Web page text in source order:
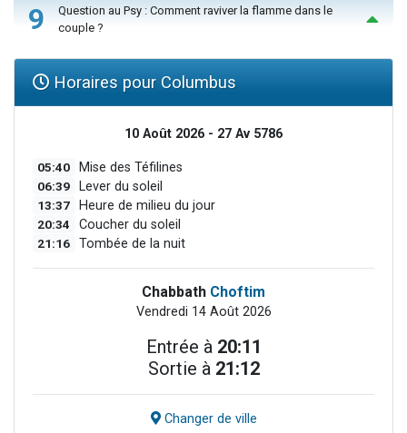
9
Question au Psy : Comment raviver la flamme dans le
couple ?
Horaires pour Columbus
10 Août 2026 - 27 Av 5786
05:40 Mise des Téfilines
06:39 Lever du soleil
13:37 Heure de milieu du jour
20:34 Coucher du soleil
21:16 Tombée de la nuit
Chabbath Choftim
Vendredi 14 Août 2026
Entrée à 20:11
Sortie à 21:12
Changer de ville